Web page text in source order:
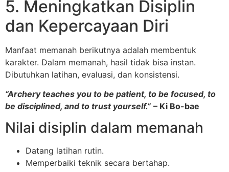
5. Meningkatkan Disiplin
dan Kepercayaan Diri
Manfaat memanah berikutnya adalah membentuk
karakter. Dalam memanah, hasil tidak bisa instan.
Dibutuhkan latihan, evaluasi, dan konsistensi.
“Archery teaches you to be patient, to be focused, to
be disciplined, and to trust yourself.” – Ki Bo-bae
Nilai disiplin dalam memanah
Datang latihan rutin.
Memperbaiki teknik secara bertahap.